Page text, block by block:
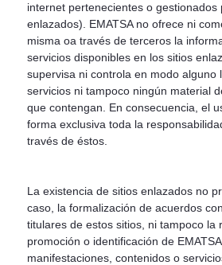
internet pertenecientes o gestionados
enlazados). EMATSA no ofrece ni
misma oa través de terceros la
servicios disponibles en los sitios
supervisa ni controla en modo alguno
servicios ni tampoco ningún material
que contengan. En consecuencia, el
forma exclusiva toda la
través de éstos.
La existencia de sitios enlazados no
caso, la formalización de acuerdos
titulares de estos sitios, ni tampoco la
promoción o identificación de
manifestaciones, contenidos o